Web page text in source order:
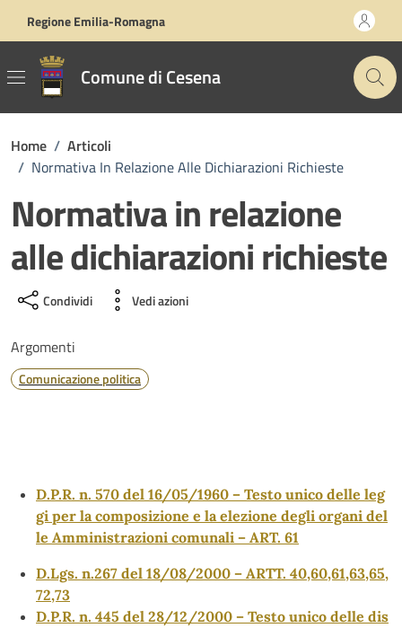
Regione Emilia-Romagna
Comune di Cesena
Home / Articoli
/ Normativa In Relazione Alle Dichiarazioni Richieste
Normativa in relazione
alle dichiarazioni richieste
Condividi Vedi azioni
Argomenti
Comunicazione politica
D.P.R. n. 570 del 16/05/1960 – Testo unico delle leg
gi per la composizione e la elezione degli organi del
le Amministrazioni comunali – ART. 61
D.Lgs. n.267 del 18/08/2000 – ARTT. 40,60,61,63,65,
72,73
D.P.R. n. 445 del 28/12/2000 – Testo unico delle dis